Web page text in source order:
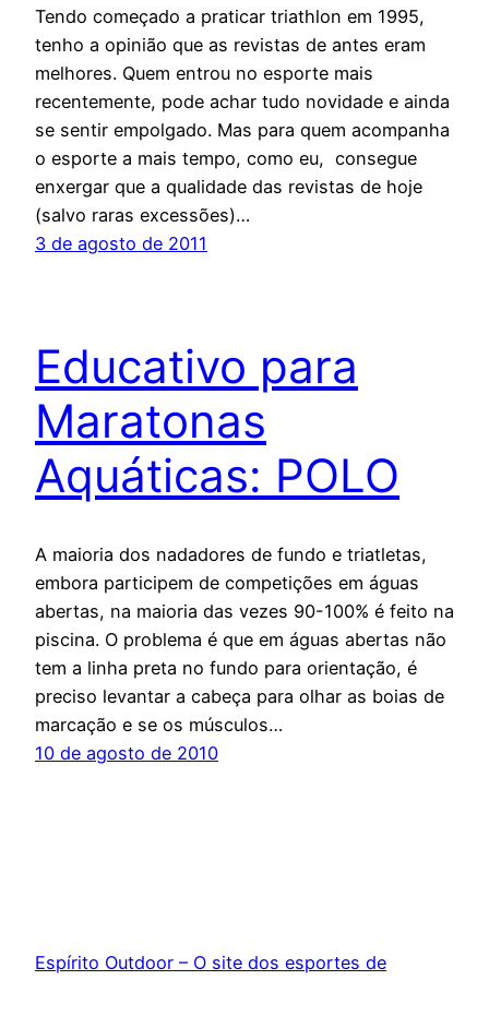
Tendo começado a praticar triathlon em 1995,
tenho a opinião que as revistas de antes eram
melhores. Quem entrou no esporte mais
recentemente, pode achar tudo novidade e ainda
se sentir empolgado. Mas para quem acompanha
o esporte a mais tempo, como eu, consegue
enxergar que a qualidade das revistas de hoje
(salvo raras excessões)…
3 de agosto de 2011
Educativo para
Maratonas
Aquáticas: POLO
A maioria dos nadadores de fundo e triatletas,
embora participem de competições em águas
abertas, na maioria das vezes 90-100% é feito na
piscina. O problema é que em águas abertas não
tem a linha preta no fundo para orientação, é
preciso levantar a cabeça para olhar as boias de
marcação e se os músculos…
10 de agosto de 2010
Espírito Outdoor – O site dos esportes de